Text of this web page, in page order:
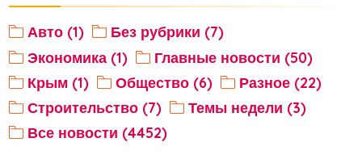
Авто (1)
Без рубрики (7)
Экономика (1)
Главные новости (50)
Крым (1)
Общество (6)
Разное (22)
Строительство (7)
Темы недели (3)
Все новости (4452)